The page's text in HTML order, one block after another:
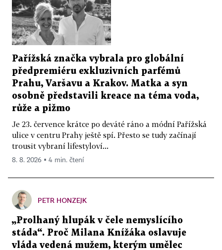
Pařížská značka vybrala pro globální
předpremiéru exkluzivních parfémů
Prahu, Varšavu a Krakov. Matka a syn
osobně představili kreace na téma voda,
růže a pižmo
Je 23. července krátce po deváté ráno a módní Pařížská
ulice v centru Prahy ještě spí. Přesto se tudy začínají
trousit vybraní lifestyloví...
8. 8. 2026 ▪ 4 min. čtení
PETR HONZEJK
„Prolhaný hlupák v čele nemyslícího
stáda“. Proč Milana Knížáka oslavuje
vláda vedená mužem, kterým umělec